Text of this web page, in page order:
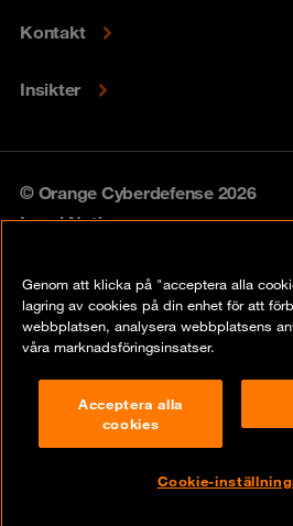
Kontakt
Insikter
© Orange Cyberdefense 2026
Legal Notice
Vulnerability policy
Compliance
Genom att klicka på "acceptera alla
lagring av cookies på din enhet för att
webbplatsen, analysera webbplatsens
våra marknadsföringsinsatser.
Acceptera alla
cookies
Cookie-